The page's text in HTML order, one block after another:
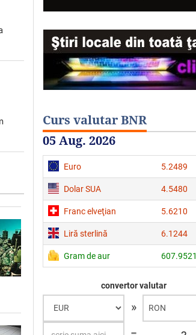
Curs valutar BNR
05 Aug. 2026
Euro 5.2489
Dolar SUA 4.5480
Franc elveţian 5.6210
Liră sterlină 6.1244
Gram de aur 607.9521
convertor valutar
»